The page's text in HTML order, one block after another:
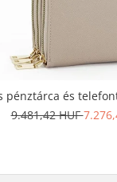
pénztárca és
9.481,42 HUF